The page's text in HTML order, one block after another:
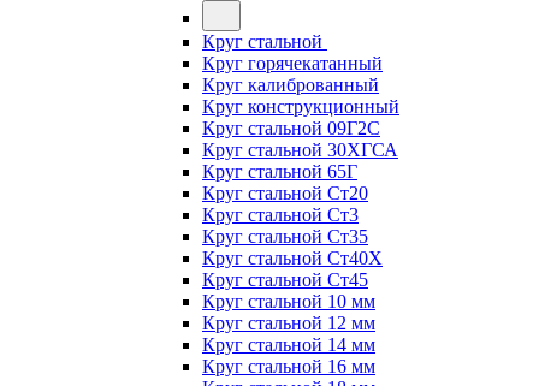
Круг стальной
Круг горячекатанный
Круг калиброванный
Круг конструкционный
Круг стальной 09Г2С
Круг стальной 30ХГСА
Круг стальной 65Г
Круг стальной Ст20
Круг стальной Ст3
Круг стальной Ст35
Круг стальной Ст40Х
Круг стальной Ст45
Круг стальной 10 мм
Круг стальной 12 мм
Круг стальной 14 мм
Круг стальной 16 мм